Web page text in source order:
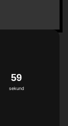
sekund
58
9